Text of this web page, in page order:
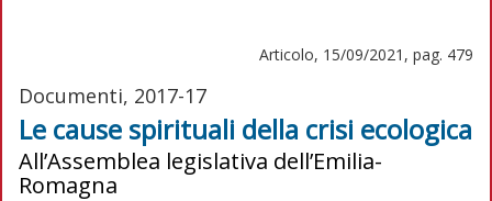
Articolo, 15/09/2021, pag. 479
Documenti, 2017-17
Le cause spirituali della crisi ecologica
All’Assemblea legislativa dell’Emilia-
Romagna